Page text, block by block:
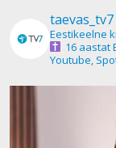
taevas_tv7
Eestikeelne
16 aastat
Youtube,